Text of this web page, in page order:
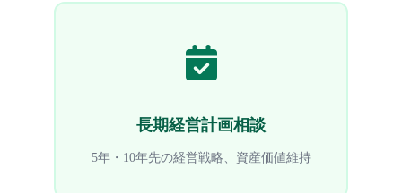
長期経営計画相談
5年・10年先の経営戦略、資産価値維持